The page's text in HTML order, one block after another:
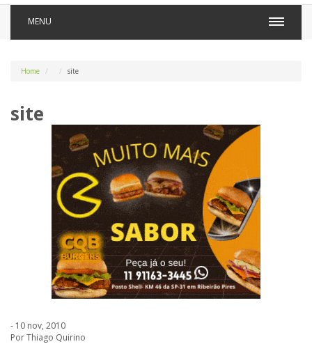
MENU
Home site
site
- 10 nov, 2010
Por Thiago Quirino